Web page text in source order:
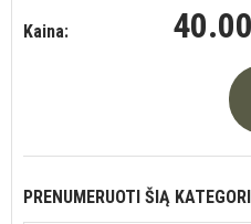
Kaina:
PRENUMERUOTI ŠIĄ